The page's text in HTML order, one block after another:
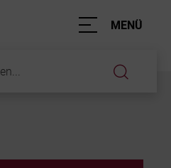
Hauptnavigation
MENÜ